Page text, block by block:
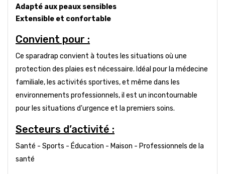
Adapté aux peaux sensibles
Extensible et confortable
Convient pour :
Ce sparadrap convient à toutes les situations où une
protection des plaies est nécessaire. Idéal pour la médecine
familiale, les activités sportives, et même dans les
environnements professionnels, il est un incontournable
pour les situations d'urgence et la premiers soins.
Secteurs d’activité :
Santé - Sports - Éducation - Maison - Professionnels de la
santé